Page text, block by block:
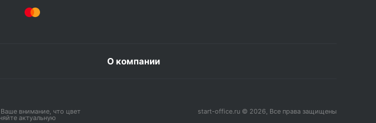
О компании
внимание, что цвет
актуальную
start-office.ru © 2026, Все права защищены